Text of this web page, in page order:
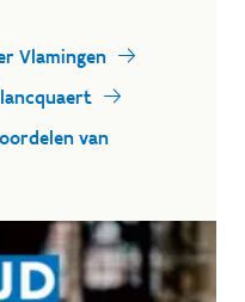
Vlamingen
van